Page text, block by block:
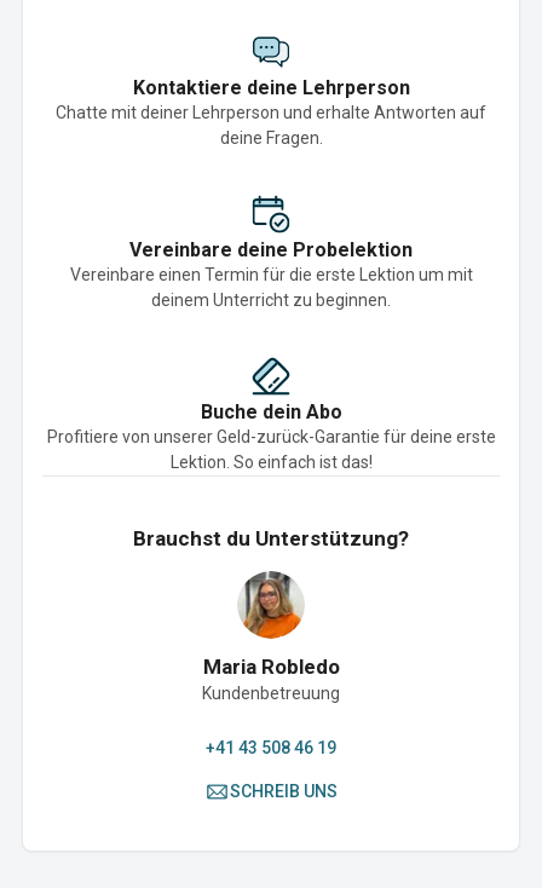
Kontaktiere deine Lehrperson
Chatte mit deiner Lehrperson und erhalte Antworten auf
deine Fragen.
Vereinbare deine Probelektion
Vereinbare einen Termin für die erste Lektion um mit
deinem Unterricht zu beginnen.
Buche dein Abo
Profitiere von unserer Geld-zurück-Garantie für deine erste
Lektion. So einfach ist das!
Brauchst du Unterstützung?
Maria Robledo
Kundenbetreuung
+41 43 508 46 19
SCHREIB UNS